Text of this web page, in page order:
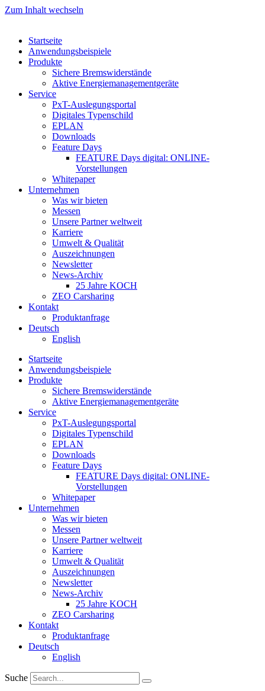
Zum Inhalt wechseln
Startseite
Anwendungsbeispiele
Produkte
Sichere Bremswiderstände
Aktive Energiemanagementgeräte
Service
PxT-Auslegungsportal
Digitales Typenschild
EPLAN
Downloads
Feature Days
FEATURE Days digital: ONLINE-
Vorstellungen
Whitepaper
Unternehmen
Was wir bieten
Messen
Unsere Partner weltweit
Karriere
Umwelt & Qualität
Auszeichnungen
Newsletter
News-Archiv
25 Jahre KOCH
ZEO Carsharing
Kontakt
Produktanfrage
Deutsch
English
Startseite
Anwendungsbeispiele
Produkte
Sichere Bremswiderstände
Aktive Energiemanagementgeräte
Service
PxT-Auslegungsportal
Digitales Typenschild
EPLAN
Downloads
Feature Days
FEATURE Days digital: ONLINE-
Vorstellungen
Whitepaper
Unternehmen
Was wir bieten
Messen
Unsere Partner weltweit
Karriere
Umwelt & Qualität
Auszeichnungen
Newsletter
News-Archiv
25 Jahre KOCH
ZEO Carsharing
Kontakt
Produktanfrage
Deutsch
English
Suche